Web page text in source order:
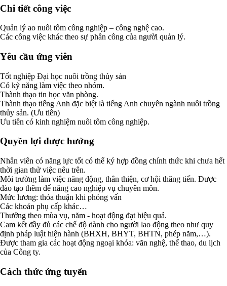
Chi tiết công việc
Quản lý ao nuôi tôm công nghiệp – công nghệ cao.
Các công việc khác theo sự phân công của người quản lý.
Yêu cầu ứng viên
Tốt nghiệp Đại học nuôi trồng thủy sản
Có kỹ năng làm việc theo nhóm.
Thành thạo tin học văn phòng.
Thành thạo tiếng Anh đặc biệt là tiếng Anh chuyên ngành nuôi trồng
thủy sản. (Ưu tiên)
Ưu tiên có kinh nghiệm nuôi tôm công nghiệp.
Quyền lợi được hưởng
Nhân viên có năng lực tốt có thể ký hợp đồng chính thức khi chưa hết
thời gian thử việc nêu trên.
Môi trường làm việc năng động, thân thiện, cơ hội thăng tiến. Được
đào tạo thêm để nâng cao nghiệp vụ chuyên môn.
Mức lương: thỏa thuận khi phỏng vấn
Các khoản phụ cấp khác…
Thưởng theo mùa vụ, năm - hoạt động đạt hiệu quả.
Cam kết đầy đủ các chế độ dành cho người lao động theo như quy
định pháp luật hiện hành (BHXH, BHYT, BHTN, phép năm,…).
Được tham gia các hoạt động ngoại khóa: văn nghệ, thể thao, du lịch
của Công ty.
Cách thức ứng tuyển